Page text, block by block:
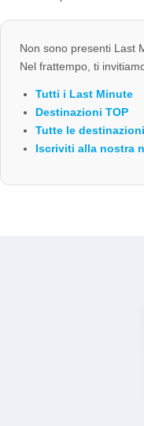
Non sono presenti Last
Nel frattempo, ti
Tutti i Last Minute
Destinazioni TOP
Tutte le destinazioni
Iscriviti alla nostra